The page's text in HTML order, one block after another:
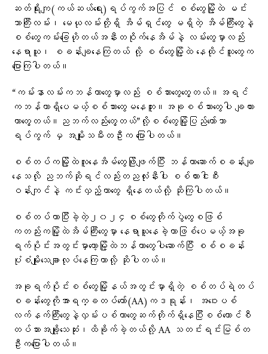
ဆတ်ရိုးကျ(ကယ်ဆယ်ရေး)ရပ်ကွက်အပြင် စစ်တွေမြို့ထဲ မင်း
ဘာကြီးလမ်း၊ မေယုလမ်းတို့ရှိ အိမ်ရှင်တွေ မရှိတဲ့ အိမ်ကြီးတွေနဲ့
စစ်တွေကမ်းခြေဟိုတယ်အနီးတဝိုက်နေအိမ်နဲ့ လမ်းတွေမှာလည်း
နေရာယူ၊ စခန်းချနေကြတယ် လို့ စစ်တွေမြို့ထဲ နေထိုင်သူတွေက
ပြောကြပါတယ်။
“ကမ်းနာလမ်းကဘန်ကာတွေမှာလည်း စစ်သားတွေတွေ့တယ်။အရင်
ကဘန်ကာရှိပေမယ့်စစ်သားတွေမနေဘူး။အခုစစ်သားတွေပါ ချထား
တာတွေ့တယ်။ညဘက်လည်းတွေ့တယ်”လို့စစ်တွေမြို့ပြည်တော်သာ
ရပ်ကွက် မှ အမျိုးသမီးတဦးက ပြောပါတယ်။
စစ်တပ်ကမြို့ထဲလူနေအိမ်တွေဖြိုဖျက်ပြီး ဘန်ကာဆောက်စခန်းချ
နေသလို ညဘက်ဆိုရင်လည်းတညလုံးနီးပါး စစ်ကားငါးစီး
ဝန်းကျင်နဲ့ ကင်းလှည့်တာတွေ ရှိနေတယ်လို့ ဆိုကြပါတယ်။
စစ်တပ်ဟာပြီးခဲ့တဲ့၂၀၂၄စစ်တွေတိုက်ပွဲတွေစဖြစ်
ကတည်းကမြို့ထဲအိမ်ကြီးတွေမှာ နေရာယူနေခဲ့တာဖြစ်ပေမယ့်အခု
ရက်ပိုင်းအတွင်းမှာတော့မြို့ထဲဘန်ကာတွေပါဆောက်ပြီး စစ်စခန်း
ပုံစံမျိုးသေချာလုပ်နေကြတာလို့ ဆိုပါတယ်။
အခုရက်ပိုင်းစစ်တွေမြို့နယ်အတွင်းမှာရှိတဲ့ စစ်တပ်ရဲတပ်
စခန်းတွေကိုအာရက္ခတပ်တော်(AA)ကဒရုန်း၊ အဝေးပစ်
လက်နက်ကြီးတွေနဲ့လှမ်းပစ်တာတွေဆက်တိုက်ရှိနေပြီးစစ်ကောင်စီ
တပ်သားအချို့သေဆုံး၊ထိခိုက်ခဲ့တယ်လို့ AA သတင်းရင်းမြစ်တ
ဦးကပြောပါတယ်။